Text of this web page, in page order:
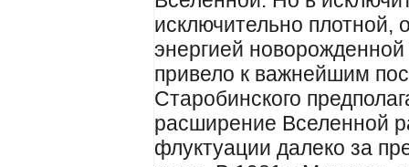
исключительно
энергией
привело к важнейшим
Старобинского
расширение Вселенной
флуктуации далеко за